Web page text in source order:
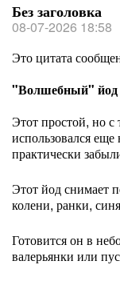
Без заголовка
08-07-2026 18:58
Это цитата
"Волшебный" йод
Этот простой, но
использовался
практически
Этот йод снимает
колени, ранки,
Готовится он в
валерьянки или